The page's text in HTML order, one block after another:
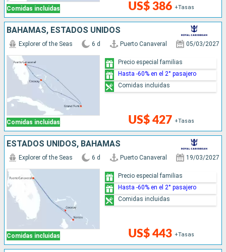
Comidas incluidas US$ 386 +Tasas
BAHAMAS, ESTADOS UNIDOS
Comidas incluidas
Explorer of the Seas 6 d Puerto Canaveral 05/03/2027
US$ 427 +Tasas
Precio especial familias
Hasta -60% en el 2° pasajero
Comidas incluidas
ESTADOS UNIDOS, BAHAMAS
Comidas incluidas
Explorer of the Seas 6 d Puerto Canaveral 19/03/2027
US$ 443 +Tasas
Precio especial familias
Hasta -60% en el 2° pasajero
Comidas incluidas